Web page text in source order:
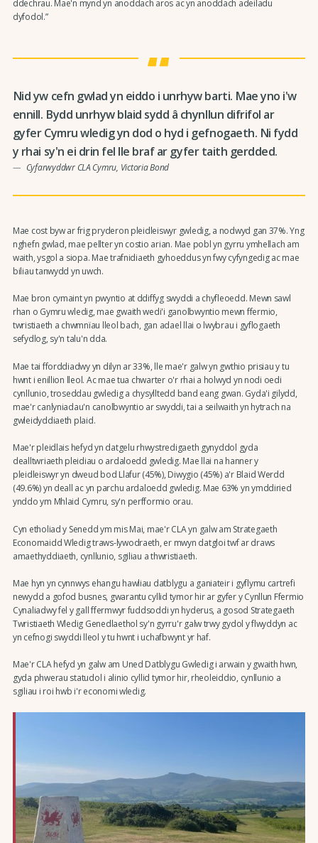
ddechrau. Mae'n mynd yn anoddach aros ac yn anoddach adeiladu
dyfodol.”
Nid yw cefn gwlad yn eiddo i unrhyw barti. Mae yno i'w
ennill. Bydd unrhyw blaid sydd â chynllun difrifol ar
gyfer Cymru wledig yn dod o hyd i gefnogaeth. Ni fydd
y rhai sy'n ei drin fel lle braf ar gyfer taith gerdded.
Cyfarwyddwr CLA Cymru, Victoria Bond
Mae cost byw ar frig pryderon pleidleiswyr gwledig, a nodwyd gan 37%. Yng
nghefn gwlad, mae pellter yn costio arian. Mae pobl yn gyrru ymhellach am
waith, ysgol a siopa. Mae trafnidiaeth gyhoeddus yn fwy cyfyngedig ac mae
biliau tanwydd yn uwch.
Mae bron cymaint yn pwyntio at ddiffyg swyddi a chyfleoedd. Mewn sawl
rhan o Gymru wledig, mae gwaith wedi'i ganolbwyntio mewn ffermio,
twristiaeth a chwmnïau lleol bach, gan adael llai o lwybrau i gyflogaeth
sefydlog, sy'n talu'n dda.
Mae tai fforddiadwy yn dilyn ar 33%, lle mae'r galw yn gwthio prisiau y tu
hwnt i enillion lleol. Ac mae tua chwarter o'r rhai a holwyd yn nodi oedi
cynllunio, troseddau gwledig a chysylltedd band eang gwan. Gyda'i gilydd,
mae'r canlyniadau'n canolbwyntio ar swyddi, tai a seilwaith yn hytrach na
gwleidyddiaeth plaid.
Mae'r pleidlais hefyd yn datgelu rhwystredigaeth gynyddol gyda
dealltwriaeth pleidiau o ardaloedd gwledig. Mae llai na hanner y
pleidleiswyr yn dweud bod Llafur (45%), Diwygio (45%) a'r Blaid Werdd
(49.6%) yn deall ac yn parchu ardaloedd gwledig. Mae 63% yn ymddiried
ynddo ym Mhlaid Cymru, sy'n perfformio orau.
Cyn etholiad y Senedd ym mis Mai, mae'r CLA yn galw am Strategaeth
Economaidd Wledig traws-lywodraeth, er mwyn datgloi twf ar draws
amaethyddiaeth, cynllunio, sgiliau a thwristiaeth.
Mae hyn yn cynnwys ehangu hawliau datblygu a ganiateir i gyflymu cartrefi
newydd a gofod busnes, gwarantu cyllid tymor hir ar gyfer y Cynllun Ffermio
Cynaliadwy fel y gall ffermwyr fuddsoddi yn hyderus, a gosod Strategaeth
Twristiaeth Wledig Genedlaethol sy'n gyrru'r galw trwy gydol y flwyddyn ac
yn cefnogi swyddi lleol y tu hwnt i uchafbwynt yr haf.
Mae'r CLA hefyd yn galw am Uned Datblygu Gwledig i arwain y gwaith hwn,
gyda phwerau statudol i alinio cyllid tymor hir, rheoleiddio, cynllunio a
sgiliau i roi hwb i'r economi wledig.